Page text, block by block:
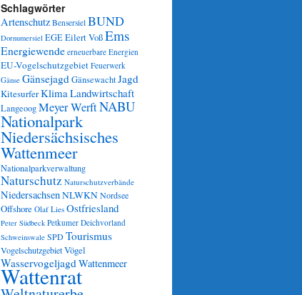
Schlagwörter
Artenschutz Bensersiel BUND
Dornumersiel EGEEilert VoßEms
Energiewende erneuerbare Energien
EU-Vogelschutzgebiet Feuerwerk
Gänse GänsejagdGänsewachtJagd
KitesurferKlimaLandwirtschaft
LangeoogMeyer WerftNABU
Nationalpark
Niedersächsisches
Wattenmeer
Nationalparkverwaltung
Naturschutz Naturschutzverbände
NiedersachsenNLWKNNordsee
Offshore Olaf Lies Ostfriesland
Peter Südbeck Petkumer Deichvorland
Schweinswale SPDTourismus
VogelschutzgebietVögel
WasservogeljagdWattenmeer
Wattenrat